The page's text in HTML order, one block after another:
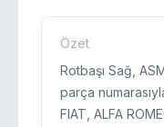
Özet
Rotbaşı Sağ,
parça
FIAT, ALFA